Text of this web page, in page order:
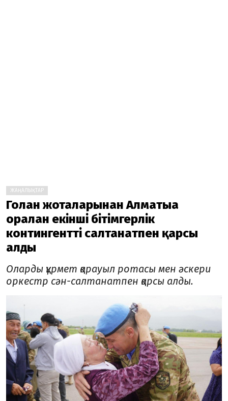
ЖАҢАЛЫҚТАР
Голан жоталарынан Алматыға
оралған екінші бітімгерлік
контингентті салтанатпен қарсы
алды
Оларды құрмет қарауыл ротасы мен әскери
оркестр сән-салтанатпен қарсы алды.